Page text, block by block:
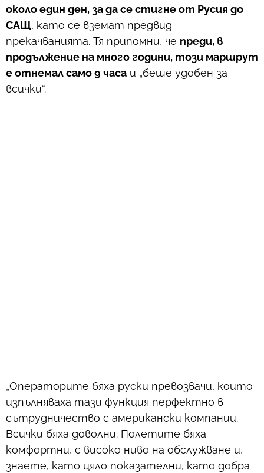
около един ден, за да се стигне от Русия до
САЩ, като се вземат предвид
прекачванията. Тя припомни, че преди, в
продължение на много години, този маршрут
е отнемал само 9 часа и „беше удобен за
всички“.
„Операторите бяха руски превозвачи, които
изпълняваха тази функция перфектно в
сътрудничество с американски компании.
Всички бяха доволни. Полетите бяха
комфортни, с високо ниво на обслужване и,
знаете, като цяло показателни, като добра